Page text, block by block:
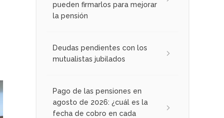
pueden firmarlos para mejorar
la pensión
Deudas pendientes con los
mutualistas jubilados
Pago de las pensiones en
agosto de 2026: ¿cuál es la
fecha de cobro en cada